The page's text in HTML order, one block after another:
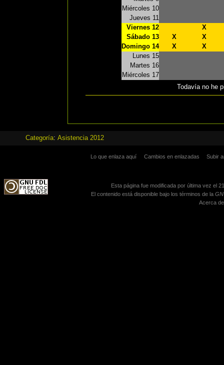
Miércoles 10
Jueves 11
Viernes 12
X
Sábado 13
X
X
Domingo 14
X
X
Lunes 15
Martes 16
Miércoles 17
Todavía no he
Categoría: Asistencia 2012
Lo que enlaza aquí Cambios en enlazadas Subir
Esta página fue modificada por última vez el
El contenido está disponible bajo los términos de la
Acerca